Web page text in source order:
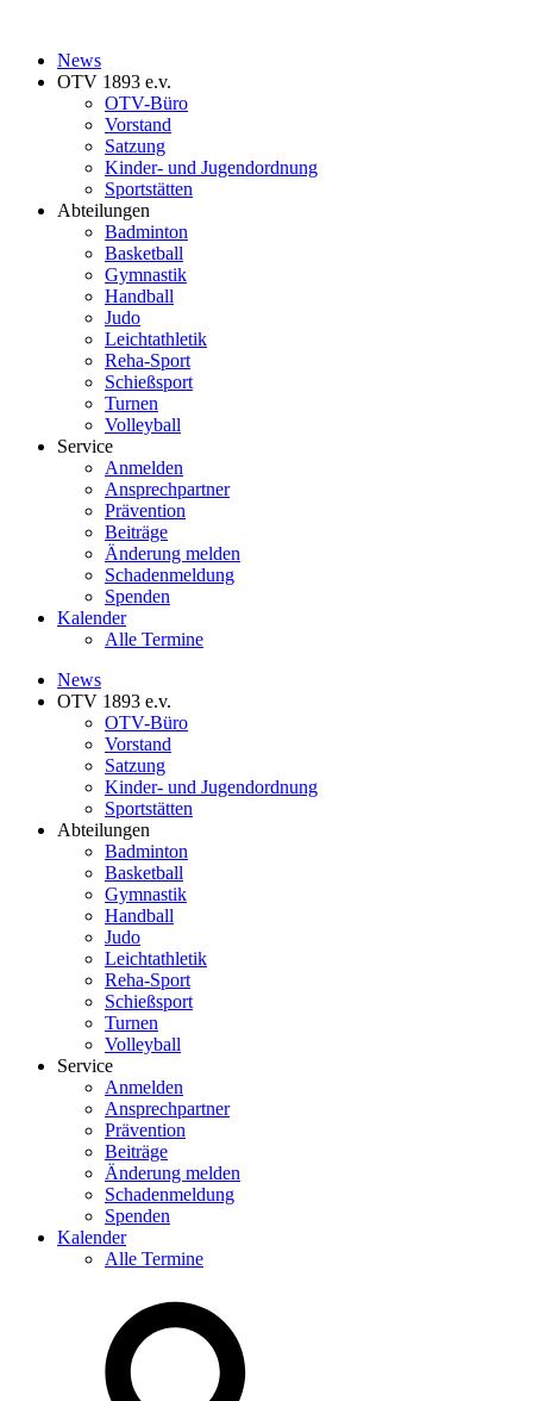
News
OTV 1893 e.v.
OTV-Büro
Vorstand
Satzung
Kinder- und Jugendordnung
Sportstätten
Abteilungen
Badminton
Basketball
Gymnastik
Handball
Judo
Leichtathletik
Reha-Sport
Schießsport
Turnen
Volleyball
Service
Anmelden
Ansprechpartner
Prävention
Beiträge
Änderung melden
Schadenmeldung
Spenden
Kalender
Alle Termine
News
OTV 1893 e.v.
OTV-Büro
Vorstand
Satzung
Kinder- und Jugendordnung
Sportstätten
Abteilungen
Badminton
Basketball
Gymnastik
Handball
Judo
Leichtathletik
Reha-Sport
Schießsport
Turnen
Volleyball
Service
Anmelden
Ansprechpartner
Prävention
Beiträge
Änderung melden
Schadenmeldung
Spenden
Kalender
Alle Termine